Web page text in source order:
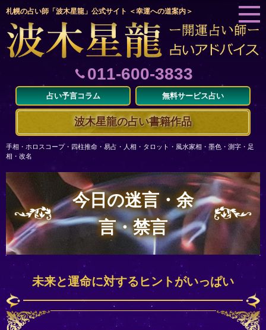
札幌の占い師「波木星龍」公式サイト ＜幸運への道案内＞
011-600-3833
占い予言コラム 無料サービス占い
波木星龍の占い書籍作品
手相・ホロスコープ・四柱推命・易占・人相・タロット・風水家相・墨色・測字・足
相・改名
今日の迷言・余
言・禁言
未来と運命に対するヒントがいっぱい